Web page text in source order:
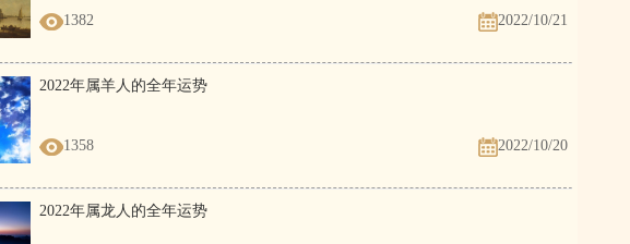
1382 2022/10/21
2022年属羊人的全年运势
1358 2022/10/20
2022年属龙人的全年运势